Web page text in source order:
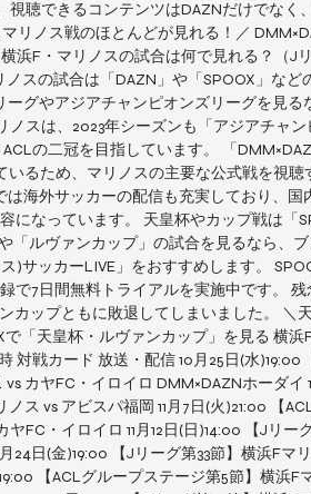
視聴できるコンテンツはDAZNだけでなく
リノス戦のほとんどが見れる！／
浜F・マリノスの試合は何で見れる？（
ノスの試合は「DAZN」や「SPOOX」な
ーグやアジアチャンピオンズリーグを見
ノスは、2023年シーズンも「アジアチャ
ACLの二冠を目指しています。 「
いるため、マリノスの主要な公式戦を視聴
は海外サッカーの配信も充実しており、
になっています。 天皇杯やカップ戦は「
「ルヴァンカップ」の試合を見るなら、
)サッカーLIVE」をおすすめします。
で7日間無料トライアルを実施中です。
カップともに敗退してしまいました。 ＼
で「天皇杯・ルヴァンカップ」を見る 横
対戦カード 放送・配信 10月25日(水
vs カヤFC・イロイロ DMM×DAZNホーダイ
ノス vs アビスパ福岡 11月7日(火)21:00 【
ヤFC・イロイロ 11月12日(日)14:00 【Jリ
月24日(金)19:00 【Jリーグ第33節】横浜Fマ
【ACLグループステージ第5節】横浜F